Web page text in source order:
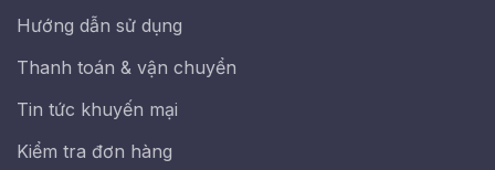
Hướng dẫn sử dụng
Thanh toán & vận chuyển
Tin tức khuyến mại
Kiểm tra đơn hàng